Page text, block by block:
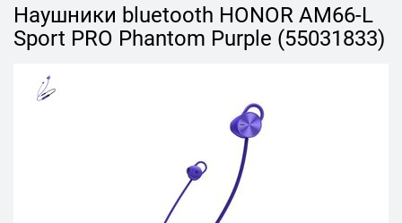
Наушники bluetooth HONOR AM66-L
Sport PRO Phantom Purple (55031833)